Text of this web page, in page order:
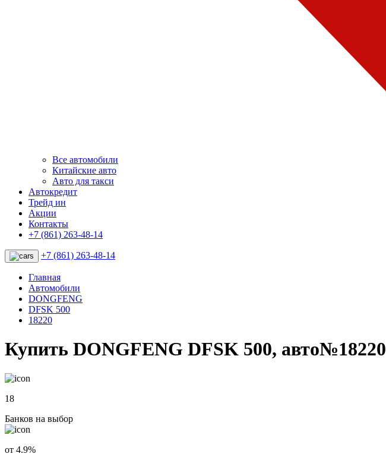
Все автомобили
Китайские авто
Авто для такси
Автокредит
Трейд ин
Акции
Контакты
+7 (861) 263-48-14
+7 (861) 263-48-14
Главная
Автомобили
DONGFENG
DFSK 500
18220
Купить DONGFENG DFSK 500, авто№18220
18
Банков на выбор
от 4.9%